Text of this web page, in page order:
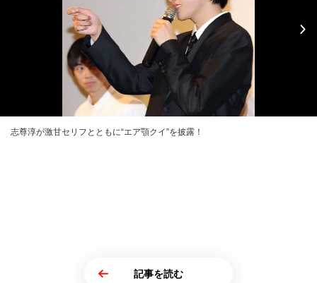
志尊淳が激甘セリフとともに“エア顎クイ”を披露！
記事を読む